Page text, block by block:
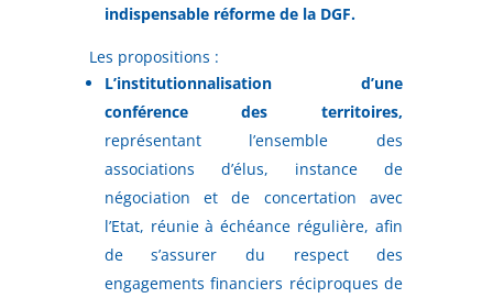
indispensable réforme de la DGF.
Les propositions :
L’institutionnalisation d’une
conférence des territoires,
représentant l’ensemble des
associations d’élus, instance de
négociation et de concertation avec
l’Etat, réunie à échéance régulière, afin
de s’assurer du respect des
engagements financiers réciproques de